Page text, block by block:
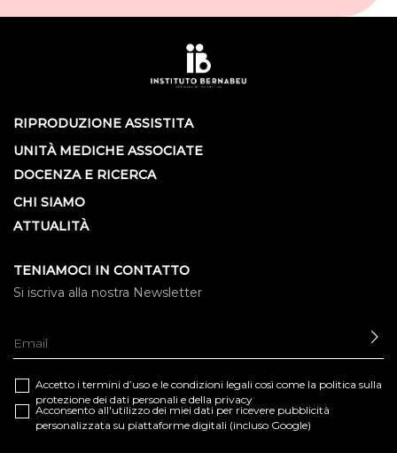
RIPRODUZIONE ASSISTITA
UNITÀ MEDICHE ASSOCIATE
DOCENZA E RICERCA
CHI SIAMO
ATTUALITÀ
TENIAMOCI IN CONTATTO
Si iscriva alla nostra Newsletter
Accetto i termini d’uso e le condizioni legali così come la politica sulla
protezione dei dati personali e della privacy
Acconsento all'utilizzo dei miei dati per ricevere pubblicità
personalizzata su piattaforme digitali (incluso Google)